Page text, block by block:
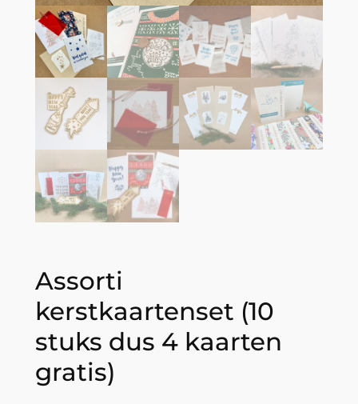
Assorti
kerstkaartenset (10
stuks dus 4 kaarten
gratis)